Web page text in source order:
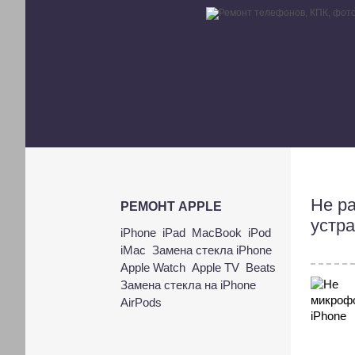
Не
РЕМОНТ APPLE
iPhone iPad MacBook iPod
iMac Замена стекла iPhone
Apple Watch Apple TV Beats
Замена стекла на iPhone
AirPods